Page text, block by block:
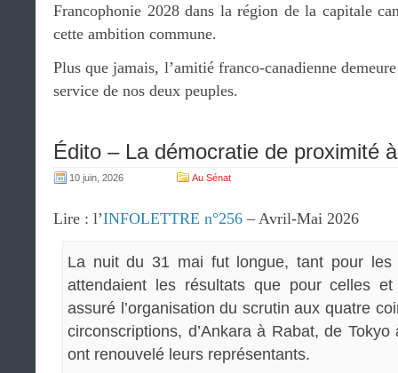
Francophonie 2028 dans la région de la capitale
cette ambition commune.
Plus que jamais, l’amitié franco-canadienne
service de nos deux peuples.
Édito – La démocratie de proximité
10 juin, 2026 Au Sénat
Lire : l’INFOLETTRE n°256 – Avril-Mai 2026
La nuit du 31 mai fut longue, tant pour les
attendaient les résultats que pour celles
assuré l’organisation du scrutin aux quatre
circonscriptions, d’Ankara à Rabat, de
ont renouvelé leurs représentants.